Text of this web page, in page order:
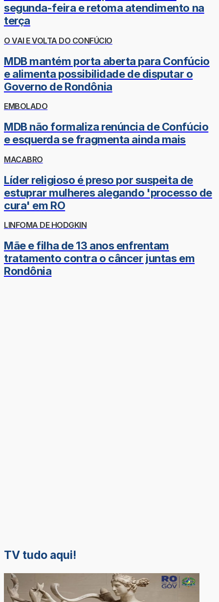
segunda-feira e retoma atendimento na
terça
O VAI E VOLTA DO CONFÚCIO
MDB mantém porta aberta para Confúcio
e alimenta possibilidade de disputar o
Governo de Rondônia
EMBOLADO
MDB não formaliza renúncia de Confúcio
e esquerda se fragmenta ainda mais
MACABRO
Líder religioso é preso por suspeita de
estuprar mulheres alegando 'processo de
cura' em RO
LINFOMA DE HODGKIN
Mãe e filha de 13 anos enfrentam
tratamento contra o câncer juntas em
Rondônia
TV tudo aqui!